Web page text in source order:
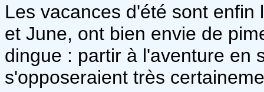
Les vacances d'été sont
et June, ont bien envie de
dingue : partir à l'aventure en
s'opposeraient très